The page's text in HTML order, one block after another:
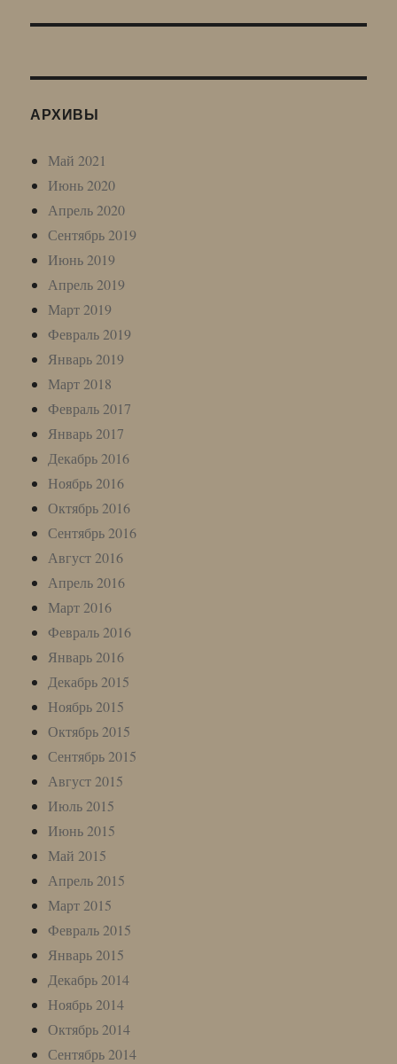
АРХИВЫ
Май 2021
Июнь 2020
Апрель 2020
Сентябрь 2019
Июнь 2019
Апрель 2019
Март 2019
Февраль 2019
Январь 2019
Март 2018
Февраль 2017
Январь 2017
Декабрь 2016
Ноябрь 2016
Октябрь 2016
Сентябрь 2016
Август 2016
Апрель 2016
Март 2016
Февраль 2016
Январь 2016
Декабрь 2015
Ноябрь 2015
Октябрь 2015
Сентябрь 2015
Август 2015
Июль 2015
Июнь 2015
Май 2015
Апрель 2015
Март 2015
Февраль 2015
Январь 2015
Декабрь 2014
Ноябрь 2014
Октябрь 2014
Сентябрь 2014